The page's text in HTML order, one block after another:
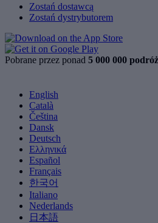
Zostań dostawcą
Zostań dystrybutorem
Pobrane przez ponad 5 000 000
English
Català
Čeština
Dansk
Deutsch
Ελληνικά
Español
Français
한국어
Italiano
Nederlands
日本語